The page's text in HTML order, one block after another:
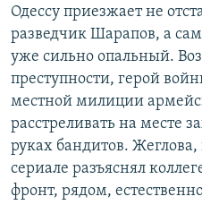
Одессу приезжает не
разведчик Шарапов, а
уже сильно опальный.
преступности, герой
местной милиции
расстреливать на месте
руках бандитов.
сериале разъяснял
фронт, рядом,